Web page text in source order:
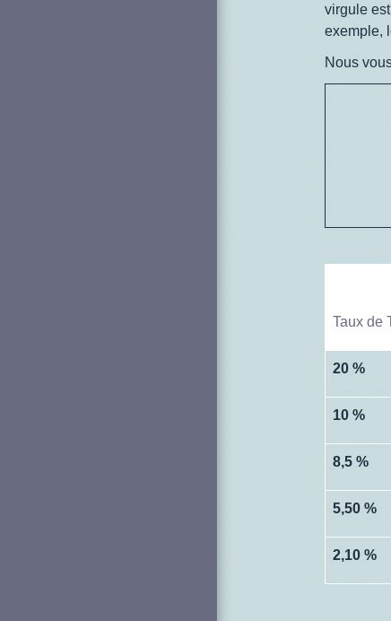
virgule
exemple,
Nous
Taux de
20 %
10 %
8,5 %
5,50 %
2,10 %